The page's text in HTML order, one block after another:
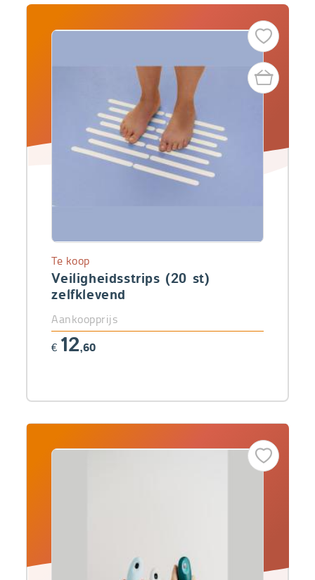
Veiligheidsstrips (20 st)
zelfklevend
Te koop
Aankoopprijs
€ 12,60